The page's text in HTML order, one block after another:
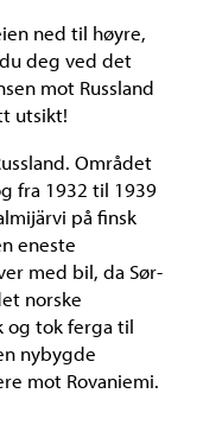
ned til høyre,
deg ved det
mot Russland
utsikt!
Området
fra 1932 til 1939
på finsk
eneste
med bil, da Sør-
norske
og tok ferga til
nybygde
mot Rovaniemi.